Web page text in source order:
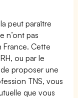
peut paraître
n’ont pas
France. Cette
ou par le
proposer une
TNS, vous
que vous